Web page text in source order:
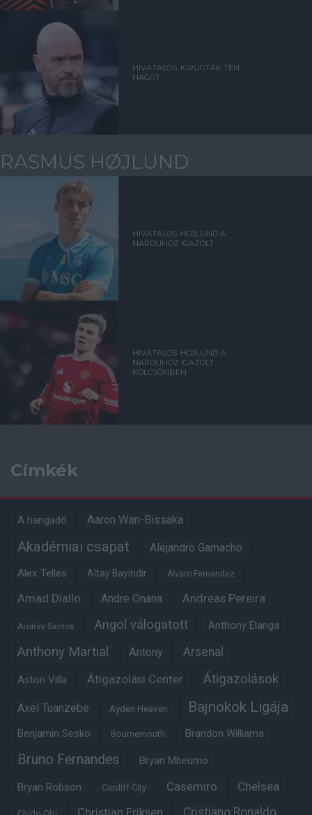
HIVATALOS: KIRÚGTÁK TEN
HAGOT
RASMUS HØJLUND
HIVATALOS: HOJLUND A
NAPOLIHOZ IGAZOLT
HIVATALOS: HOJLUND A
NAPOLIHOZ IGAZOLT
KÖLCSÖNBEN
Címkék
A hangadó Aaron Wan-Bissaka
Akadémiai csapat Alejandro Garnacho
Alex Telles Altay Bayindir Alvaro Fernandez
Amad Diallo Andre Onana Andreas Pereira
Andrey Santos Angol válogatott Anthony Elanga
Anthony Martial Antony Arsenal
Aston Villa Átigazolási Center Átigazolások
Axel Tuanzebe Ayden Heaven Bajnokok Ligája
Benjamin Sesko Bournemouth Brandon Williams
Bruno Fernandes Bryan Mbeumo
Bryan Robson Cardiff City Casemiro Chelsea